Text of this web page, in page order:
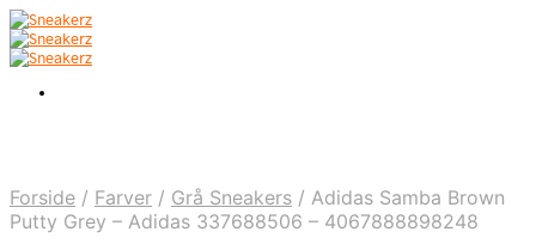
Forside / Farver / Grå Sneakers / Adidas Samba Brown
Putty Grey – Adidas 337688506 – 4067888898248